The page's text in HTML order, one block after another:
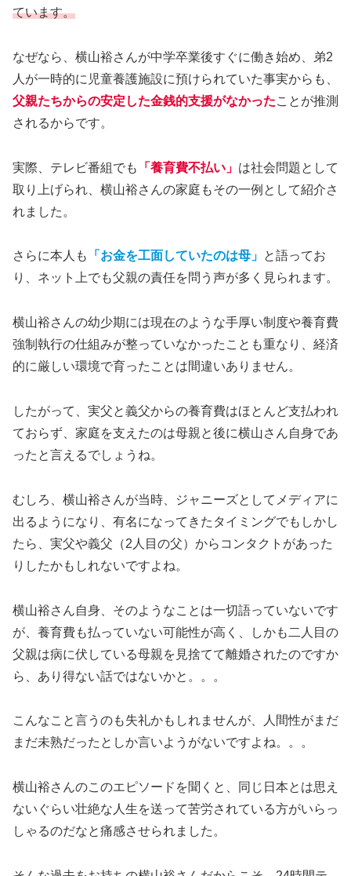
ています。
なぜなら、横山裕さんが中学卒業後すぐに働き始め、弟2
人が一時的に児童養護施設に預けられていた事実からも、
父親たちからの安定した金銭的支援がなかったことが推測
されるからです。
実際、テレビ番組でも 「養育費不払い」 は社会問題として
取り上げられ、横山裕さんの家庭もその一例として紹介さ
れました。
さらに本人も 「お金を工面していたのは母」 と語ってお
り、ネット上でも父親の責任を問う声が多く見られます。
横山裕さんの幼少期には現在のような手厚い制度や養育費
強制執行の仕組みが整っていなかったことも重なり、経済
的に厳しい環境で育ったことは間違いありません。
したがって、実父と義父からの養育費はほとんど支払われ
ておらず、家庭を支えたのは母親と後に横山さん自身であ
ったと言えるでしょうね。
むしろ、横山裕さんが当時、ジャニーズとしてメディアに
出るようになり、有名になってきたタイミングでもしかし
たら、実父や義父（2人目の父）からコンタクトがあった
りしたかもしれないですよね。
横山裕さん自身、そのようなことは一切語っていないです
が、養育費も払っていない可能性が高く、しかも二人目の
父親は病に伏している母親を見捨てて離婚されたのですか
ら、あり得ない話ではないかと。。。
こんなこと言うのも失礼かもしれませんが、人間性がまだ
まだ未熟だったとしか言いようがないですよね。。。
横山裕さんのこのエピソードを聞くと、同じ日本とは思え
ないぐらい壮絶な人生を送って苦労されている方がいらっ
しゃるのだなと痛感させられました。